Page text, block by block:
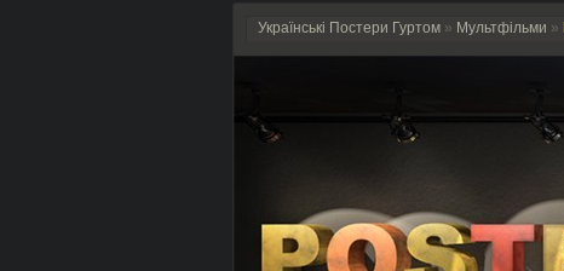
Українські Постери Гуртом » Мультфільми »